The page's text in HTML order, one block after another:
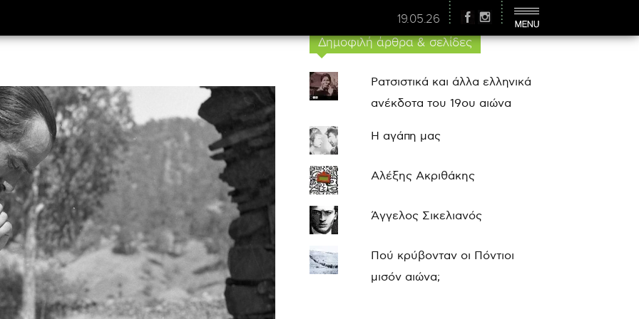
19.05.26
Δημοφιλή άρθρα & σελίδες
Ρατσιστικά και άλλα ελληνικά
ανέκδοτα του 19ου αιώνα
Η αγάπη μας
Αλέξης Ακριθάκης
Άγγελος Σικελιανός
Πού κρύβονταν οι Πόντιοι
μισόν αιώνα;